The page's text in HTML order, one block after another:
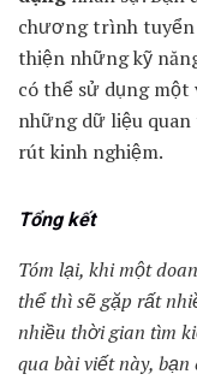
chương trình tuyển
thiện những kỹ
có thể sử dụng một
những dữ liệu quan
rút kinh nghiệm.
Tổng kết
Tóm lại, khi một
thể thì sẽ gặp rất
nhiều thời gian tìm
qua bài viết này,